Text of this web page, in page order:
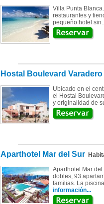
Villa Punta
restaurantes y
pequeño hotel
Hostal Boulevard Varadero
Ubicado en el
el Hostal
y originalidad de
Aparthotel Mar del Sur
Aparthotel Mar
dobles, 93
familias. La
información...